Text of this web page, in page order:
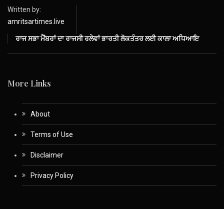
Written by:
amritsartimes.live
ਰਾਜ ਸਭਾ ਮੈਂਬਰਾਂ ਦਾ ਰਾਜਸੀ ਰਲੇਵਾਂ ਭਾਰਤੀ ਲੋਕਤੰਤਰ ਲਈ ਕਾਲਾ ਅਧਿਆਇ
More Links
About
Terms of Use
Disclaimer
Privacy Policy